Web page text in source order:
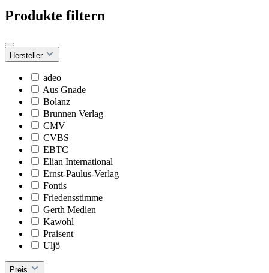
Produkte filtern
Hersteller
adeo
Aus Gnade
Bolanz
Brunnen Verlag
CMV
CVBS
EBTC
Elian International
Ernst-Paulus-Verlag
Fontis
Friedensstimme
Gerth Medien
Kawohl
Praisent
Uljö
Preis